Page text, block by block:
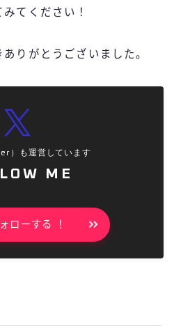
てください！
りがとうございました。
）も運営しています
ME
ローする ！